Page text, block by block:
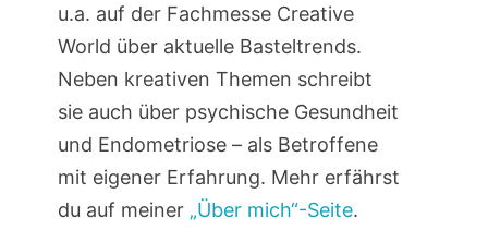
u.a. auf der Fachmesse Creative
World über aktuelle Basteltrends.
Neben kreativen Themen schreibt
sie auch über psychische Gesundheit
und Endometriose – als Betroffene
mit eigener Erfahrung. Mehr erfährst
du auf meiner „Über mich“-Seite.